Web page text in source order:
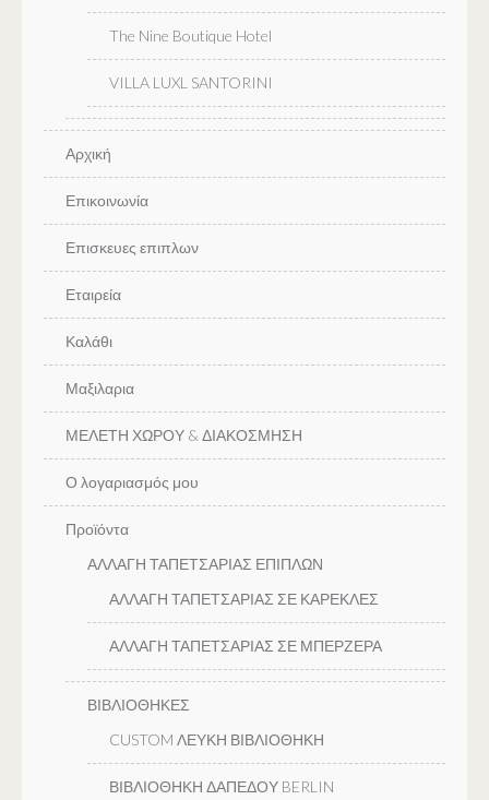
The Nine Boutique Hotel
VILLA LUXL SANTORINI
Αρχική
Επικοινωνία
Επισκευες επιπλων
Εταιρεία
Καλάθι
Μαξιλαρια
ΜΕΛΕΤΗ ΧΩΡΟΥ & ΔΙΑΚΟΣΜΗΣΗ
Ο λογαριασμός μου
Προϊόντα
ΑΛΛΑΓΗ ΤΑΠΕΤΣΑΡΙΑΣ ΕΠΙΠΛΩΝ
ΑΛΛΑΓΗ ΤΑΠΕΤΣΑΡΙΑΣ ΣΕ ΚΑΡΕΚΛΕΣ
ΑΛΛΑΓΗ ΤΑΠΕΤΣΑΡΙΑΣ ΣΕ ΜΠΕΡΖΕΡΑ
ΒΙΒΛΙΟΘΗΚΕΣ
CUSTOM ΛΕΥΚΗ ΒΙΒΛΙΟΘΗΚΗ
ΒΙΒΛΙΟΘΗΚΗ ΔΑΠΕΔΟΥ BERLIN